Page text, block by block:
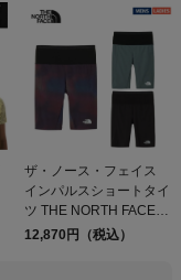
ザ・ノース・フェイス
インパルスショートタイ
ツ THE NORTH FACE
Impulse Short Tights GD
12,870円（税込）